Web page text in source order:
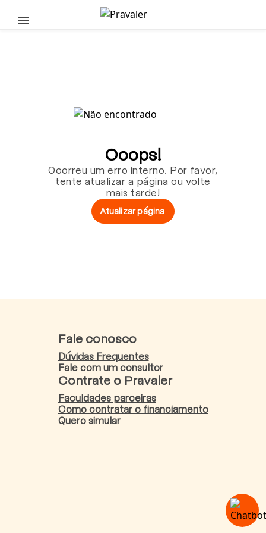
Pular para o conteúdo principal
Ooops!
Ocorreu um erro interno. Por favor,
tente atualizar a página ou volte
mais tarde!
Atualizar página
Fale conosco
Dúvidas Frequentes
Fale com um consultor
Contrate o Pravaler
Faculdades parceiras
Como contratar o financiamento
Quero simular